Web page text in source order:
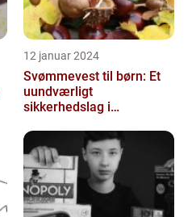
12 januar 2024
Svømmevest til børn: Et
uundværligt
sikkerhedslag i